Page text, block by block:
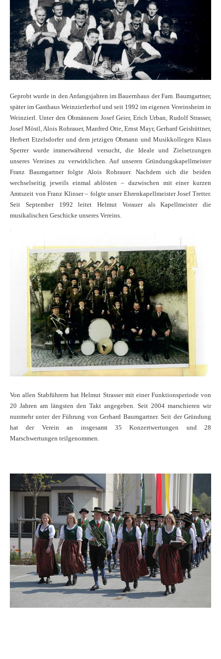
Geprobt wurde in den Anfangsjahren im Bauernhaus der Fam. Baumgartner,
später im Gasthaus Weinzierlerhof und seit 1992 im eigenen Vereinsheim in
Weinzierl. Unter den Obmännern Josef Geier, Erich Urban, Rudolf Strasser,
Josef Möstl, Alois Rohrauer, Manfred Otte, Ernst Mayr, Gerhard Geishüttner,
Herbert Etzelsdorfer und dem jetzigen Obmann und Musikkollegen Klaus
Sperrer wurde immerwährend versucht, die Ideale und Zielsetzungen
unseres Vereines zu verwirklichen. Auf unseren Gründungskapellmeister
Franz Baumgartner folgte Alois Rohrauer. Nachdem sich die beiden
wechselseitig jeweils einmal ablösten – dazwischen mit einer kurzen
Amtszeit von Franz Klinser – folgte unser Ehrenkapellmeister Josef Tretter.
Seit September 1992 leitet Helmut Vorauer als Kapellmeister die
musikalischen Geschicke unseres Vereins.
Von allen Stabführern hat Helmut Strasser mit einer Funktionsperiode von
20 Jahren am längsten den Takt angegeben. Seit 2004 marschieren wir
nunmehr unter der Führung von Gerhard Baumgartner. Seit der Gründung
hat der Verein an insgesamt 35 Konzertwertungen und 28
Marschwertungen teilgenommen.